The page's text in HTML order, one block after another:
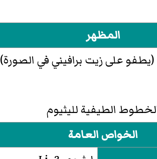
المظهر
على زيت برافيني في الصورة)
الطيفية لليثيوم
الخواص العامة